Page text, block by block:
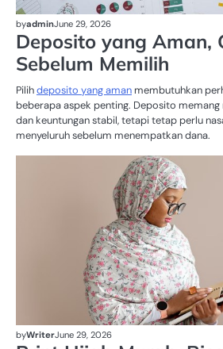
byadminJune 29, 2026
Deposito yang Aman,
Sebelum Memilih
Pilihdeposito yang aman membutuhkan
beberapa aspek penting. Deposito
dan keuntungan stabil, tetapi tetap perlu
menyeluruh sebelum menempatkan dana.
byWriterJune 29, 2026